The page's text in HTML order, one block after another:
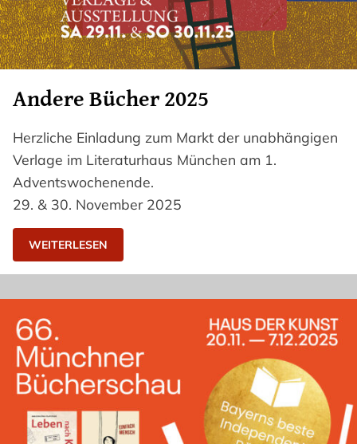
Andere Bücher 2025
Herzliche Einladung zum Markt der unabhängigen
Verlage im Literaturhaus München am 1.
Adventswochenende.
29. & 30. November 2025
WEITERLESEN